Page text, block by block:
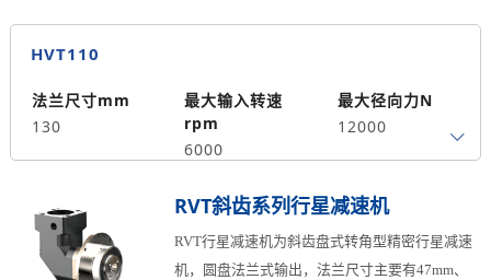
最大轴向力N
1700
背隙arcmin
HVT110
法兰尺寸mm
130
最大输入转速
rpm
6000
最大径向力N
12000
8800
≤5
RVT斜齿系列行星减速机
RVT行星减速机为斜齿盘式转角型精密行星减速
机，圆盘法兰式输出，法兰尺寸主要有47mm、